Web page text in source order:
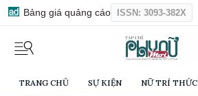
Bảng giá quảng cáo ISSN: 3093-382X
TRANG CHỦ SỰ KIỆN NỮ TRÍ THỨC